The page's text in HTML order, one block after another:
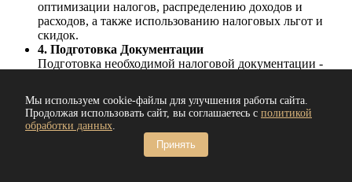
оптимизации налогов, распределению доходов и
расходов, а также использованию налоговых льгот и
скидок.
4. Подготовка Документации
Подготовка необходимой налоговой документации -
декларации, отчеты и другие документы, которые
требуются органам налоговой службы.
5. Мониторинг и Адаптация
Наши услуги не заканчиваются после разработки
Мы используем cookie-файлы для улучшения работы сайта.
Продолжая использовать сайт, вы соглашаетесь с политикой
обработки данных.
Принять